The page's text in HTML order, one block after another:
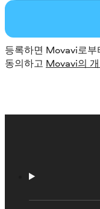
등록하면 Movavi로
동의하고 Movavi의